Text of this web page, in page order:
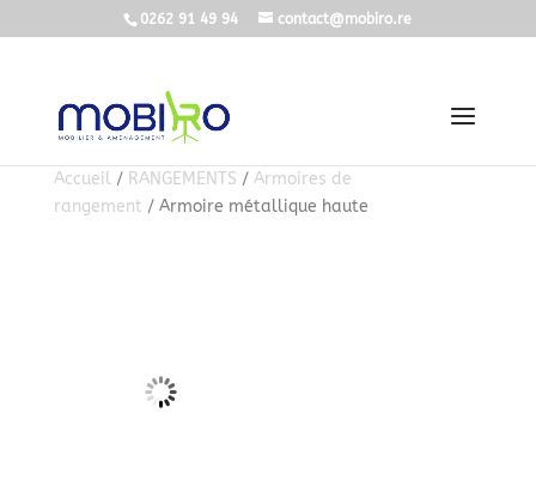
0262 91 49 94 contact@mobiro.re
Accueil/ RANGEMENTS / Armoires de
rangement / Armoire métallique haute